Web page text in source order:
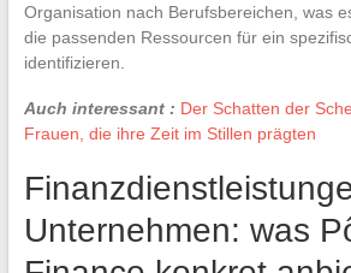
Organisation nach Berufsbereichen, was
die passenden Ressourcen für ein
identifizieren.
Auch interessant : Der Schatten der
Frauen, die ihre Zeit im Stillen prägten
Unternehmen: was